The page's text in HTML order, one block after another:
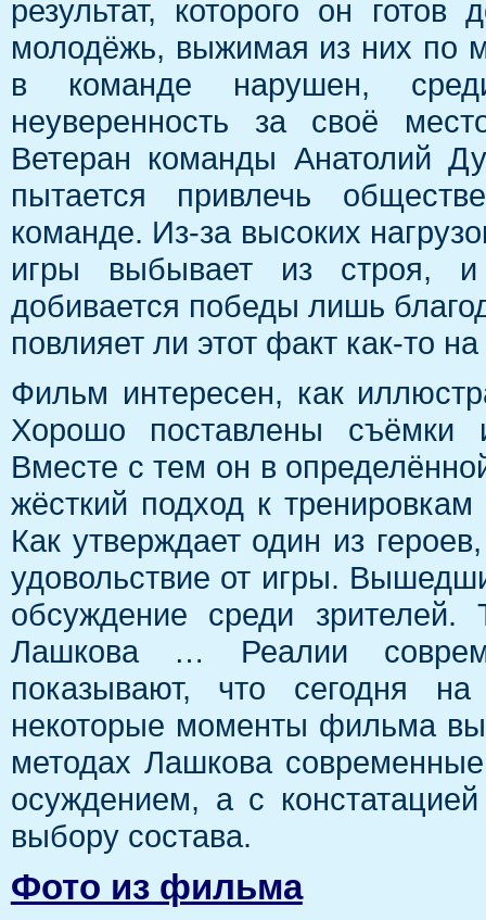
результат, которого он
молодёжь, выжимая из них по
в команде нарушен,
неуверенность за своё
Ветеран команды Анатолий
пытается привлечь
команде. Из-за высоких
игры выбывает из строя, и
добивается победы лишь
повлияет ли этот факт как-то
Фильм интересен, как
Хорошо поставлены съёмки
Вместе с тем он в
жёсткий подход к
Как утверждает один из
удовольствие от игры.
обсуждение среди
Лашкова … Реалии
показывают, что сегодня
некоторые моменты фильма
методах Лашкова
осуждением, а с
выбору состава.
Фото из фильма